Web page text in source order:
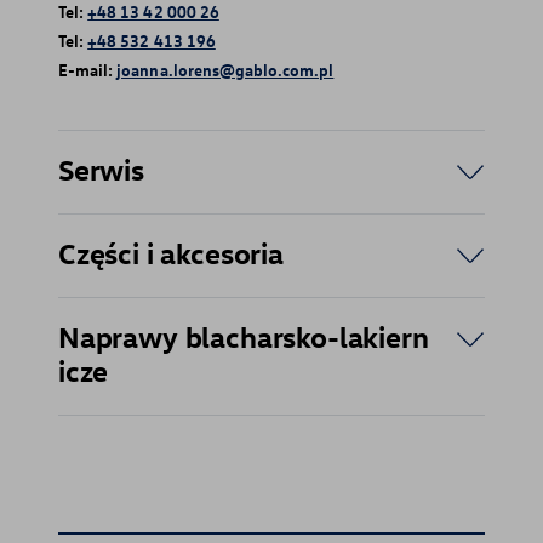
Tel:+48 13 42 000 26
Tel:+48 532 413 196
E-mail: joanna.lorens@gablo.com.pl
Serwis
Części i akcesoria
Naprawy blacharsko-lakiern
icze